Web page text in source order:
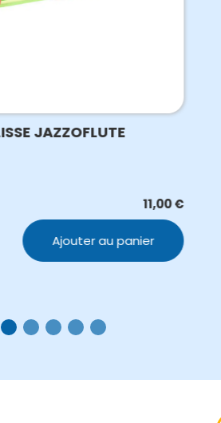
JAZZOFLUTE
11,00€
Ajouter au panier